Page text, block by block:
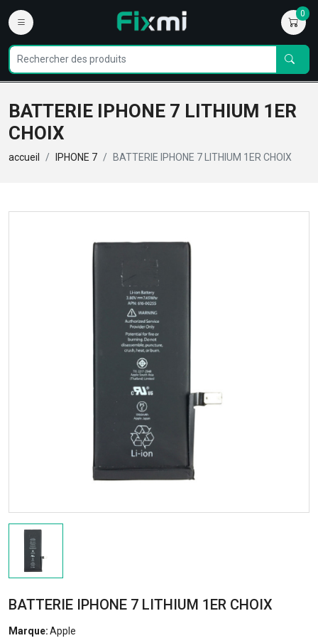
0
BATTERIE IPHONE 7 LITHIUM 1ER
CHOIX
accueil IPHONE 7 BATTERIE IPHONE 7 LITHIUM 1ER CHOIX
BATTERIE IPHONE 7 LITHIUM 1ER CHOIX
Marque:Apple